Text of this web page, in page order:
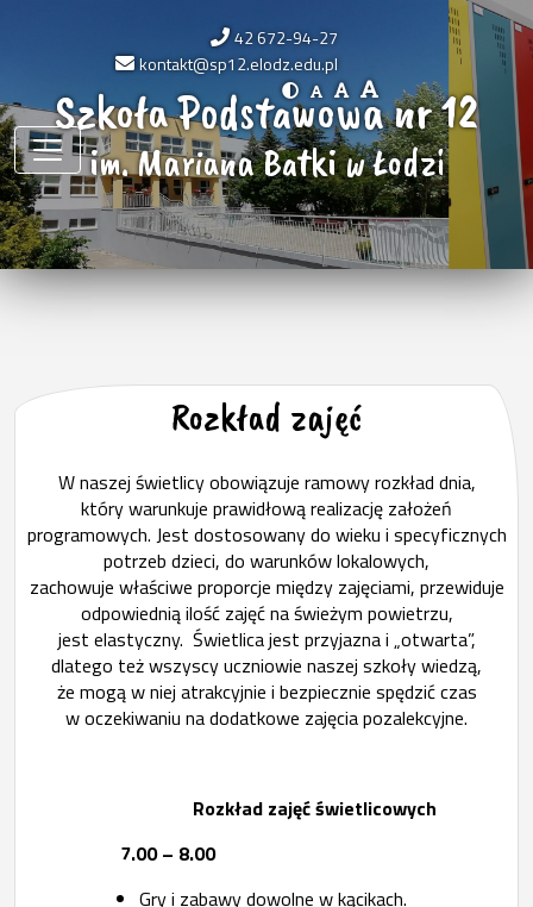
42 672-94-27
kontakt@sp12.elodz.edu.pl
Szkoła Podstawowa nr 12
im. Mariana Batki w Łodzi
Rozkład zajęć
W naszej świetlicy obowiązuje ramowy rozkład dnia,
który warunkuje prawidłową realizację założeń
programowych. Jest dostosowany do wieku i specyficznych
potrzeb dzieci, do warunków lokalowych,
zachowuje właściwe proporcje między zajęciami, przewiduje
odpowiednią ilość zajęć na świeżym powietrzu,
jest elastyczny. Świetlica jest przyjazna i „otwarta”,
dlatego też wszyscy uczniowie naszej szkoły wiedzą,
że mogą w niej atrakcyjnie i bezpiecznie spędzić czas
w oczekiwaniu na dodatkowe zajęcia pozalekcyjne.
Rozkład zajęć świetlicowych
7.00 – 8.00
Gry i zabawy dowolne w kącikach.